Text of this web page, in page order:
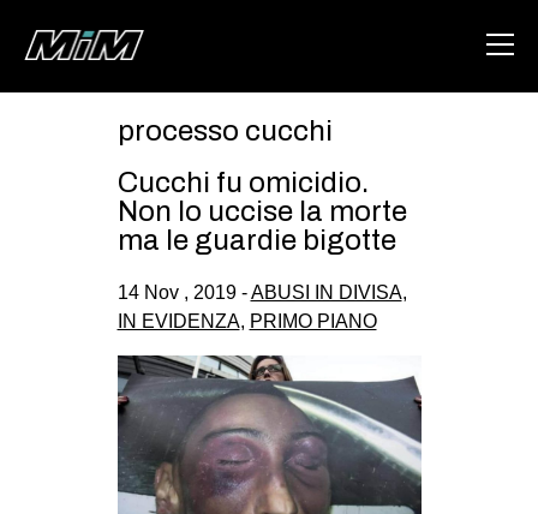
ABOUT
DEGENERAZIONE
CSOA LAMBRETTA
MSM
STUDENTI TSUNAMI
ZAM
processo cucchi
Cucchi fu omicidio.
Non lo uccise la morte
ma le guardie bigotte
14 Nov , 2019 -ABUSI IN DIVISA,
IN EVIDENZA, PRIMO PIANO